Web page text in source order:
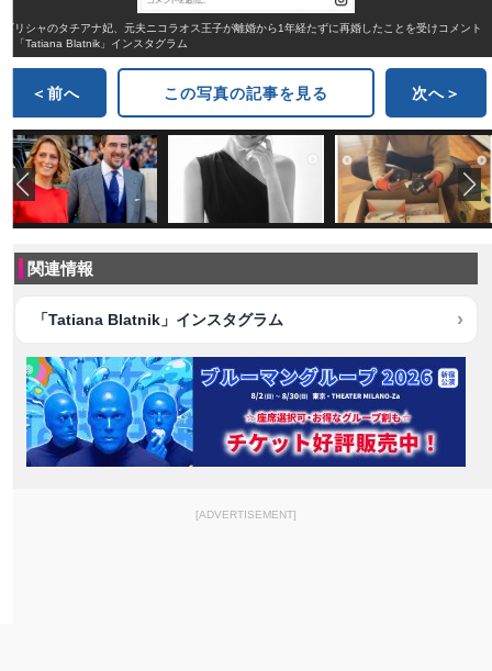
ギリシャのタチアナ妃、元夫ニコラオス王子が離婚から1年経たずに再婚したことを受けコメント
※「Tatiana Blatnik」インスタグラム
＜前へ この写真の記事を見る 次へ＞
関連情報
「Tatiana Blatnik」インスタグラム
[ADVERTISEMENT]